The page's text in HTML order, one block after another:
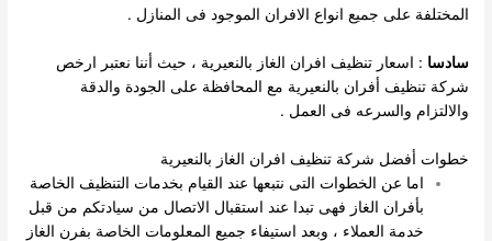
المختلفة على جميع انواع الافران الموجود فى المنازل .
سادسا : اسعار تنظيف افران الغاز بالنعيرية ، حيث أننا نعتبر ارخص
شركة تنظيف أفران بالنعيرية مع المحافظة على الجودة والدقة
والالتزام والسرعه فى العمل .
خطوات أفضل شركة تنظيف افران الغاز بالنعيرية
اما عن الخطوات التى نتبعها عند القيام بخدمات التنظيف الخاصة
بأفران الغاز فهى تبدا عند استقبال الاتصال من سيادتكم من قبل
خدمة العملاء ، وبعد استيفاء جميع المعلومات الخاصة بفرن الغاز